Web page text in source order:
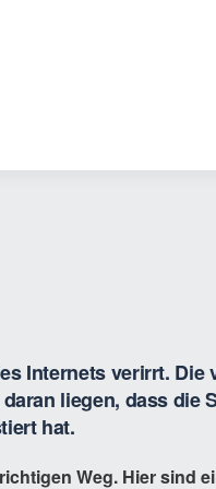
Internets verirrt. Die
liegen, dass die
hat.
Weg. Hier sind